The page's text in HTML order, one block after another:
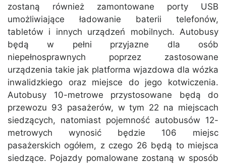
zostaną również zamontowane porty USB
umożliwiające ładowanie baterii telefonów,
tabletów i innych urządzeń mobilnych. Autobusy
będą w pełni przyjazne dla osób
niepełnosprawnych poprzez zastosowane
urządzenia takie jak platforma wjazdowa dla wózka
inwalidzkiego oraz miejsce do jego kotwiczenia.
Autobusy 10-metrowe przystosowane będą do
przewozu 93 pasażerów, w tym 22 na miejscach
siedzących, natomiast pojemność autobusów 12-
metrowych wynosić będzie 106 miejsc
pasażerskich ogółem, z czego 26 będą to miejsca
siedzące. Pojazdy pomalowane zostaną w sposób